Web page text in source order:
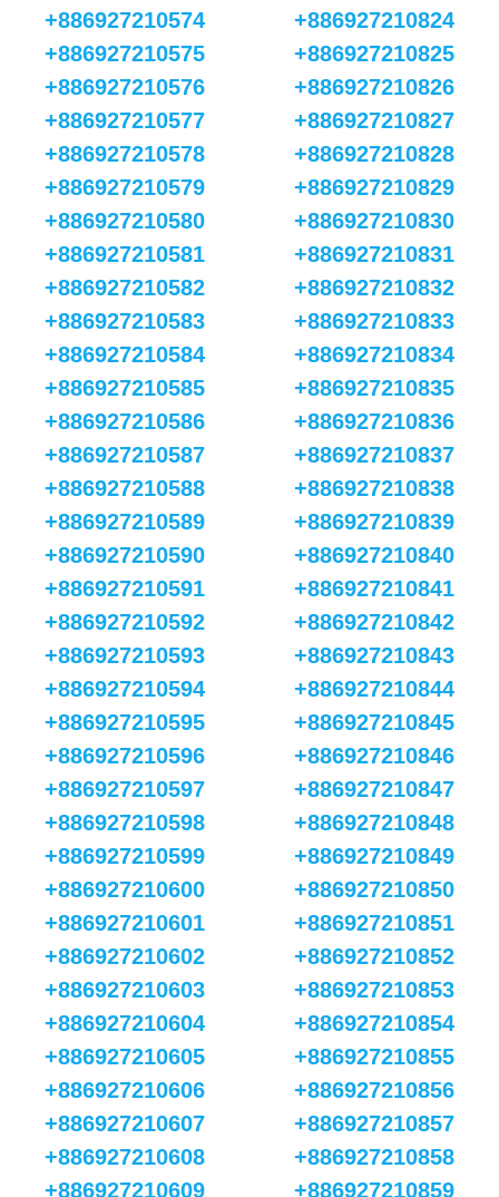
+886927210574
+886927210575
+886927210576
+886927210577
+886927210578
+886927210579
+886927210580
+886927210581
+886927210582
+886927210583
+886927210584
+886927210585
+886927210586
+886927210587
+886927210588
+886927210589
+886927210590
+886927210591
+886927210592
+886927210593
+886927210594
+886927210595
+886927210596
+886927210597
+886927210598
+886927210599
+886927210600
+886927210601
+886927210602
+886927210603
+886927210604
+886927210605
+886927210606
+886927210607
+886927210608
+886927210609
+886927210824
+886927210825
+886927210826
+886927210827
+886927210828
+886927210829
+886927210830
+886927210831
+886927210832
+886927210833
+886927210834
+886927210835
+886927210836
+886927210837
+886927210838
+886927210839
+886927210840
+886927210841
+886927210842
+886927210843
+886927210844
+886927210845
+886927210846
+886927210847
+886927210848
+886927210849
+886927210850
+886927210851
+886927210852
+886927210853
+886927210854
+886927210855
+886927210856
+886927210857
+886927210858
+886927210859